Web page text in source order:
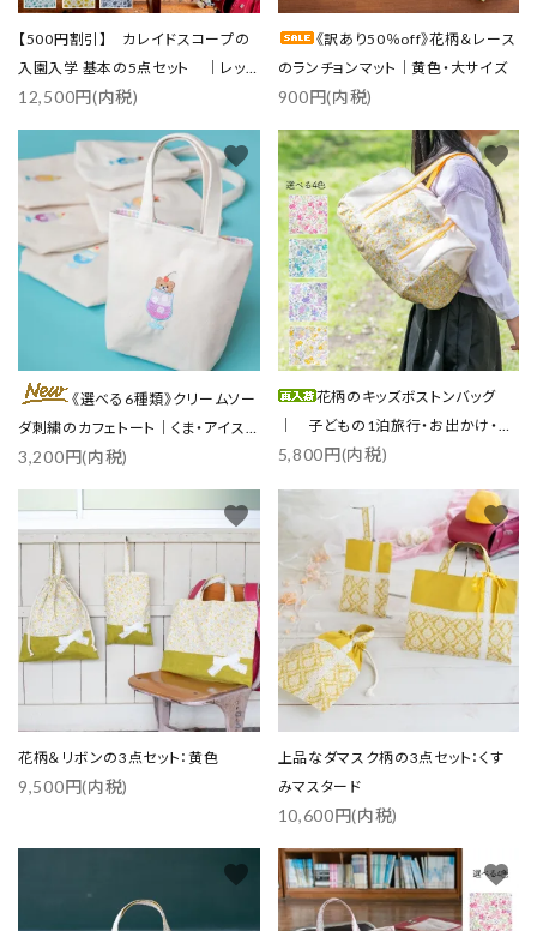
【500円割引】 カレイドスコープの
入園入学 基本の5点セット ｜レッ
スンバッグ・上履き入れ・体操着袋・
12,500円(内税)
《訳あり50％off》花柄＆レース
のランチョンマット｜黄色・大サイズ
900円(内税)
《選べる6種類》クリームソー
ダ刺繍のカフェトート｜くま・アイス
／各3色
3,200円(内税)
favorite
花柄のキッズボストンバッグ
｜ 子どもの1泊旅行・お出かけ・ス
ポーツに
5,800円(内税)
favorite
花柄＆リボンの3点セット：黄色
9,500円(内税)
favorite
上品なダマスク柄の3点セット：くす
みマスタード
10,600円(内税)
favorite
favorite favorite